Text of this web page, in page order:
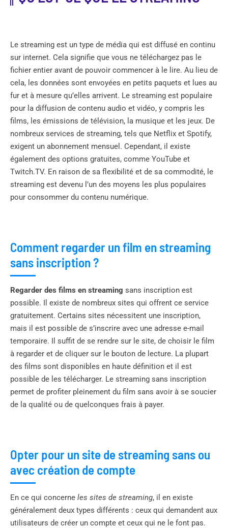
Le streaming est un type de média qui est diffusé en continu
sur internet. Cela signifie que vous ne téléchargez pas le
fichier entier avant de pouvoir commencer à le lire. Au lieu de
cela, les données sont envoyées en petits paquets et lues au
fur et à mesure qu’elles arrivent. Le streaming est populaire
pour la diffusion de contenu audio et vidéo, y compris les
films, les émissions de télévision, la musique et les jeux. De
nombreux services de streaming, tels que Netflix et Spotify,
exigent un abonnement mensuel. Cependant, il existe
également des options gratuites, comme YouTube et
Twitch.TV. En raison de sa flexibilité et de sa commodité, le
streaming est devenu l’un des moyens les plus populaires
pour consommer du contenu numérique.
Comment regarder un film en streaming
sans inscription ?
Regarder des films en streaming sans inscription est
possible. Il existe de nombreux sites qui offrent ce service
gratuitement. Certains sites nécessitent une inscription,
mais il est possible de s’inscrire avec une adresse e-mail
temporaire. Il suffit de se rendre sur le site, de choisir le film
à regarder et de cliquer sur le bouton de lecture. La plupart
des films sont disponibles en haute définition et il est
possible de les télécharger. Le streaming sans inscription
permet de profiter pleinement du film sans avoir à se soucier
de la qualité ou de quelconques frais à payer.
Opter pour un site de streaming sans ou
avec création de compte
En ce qui concerne les sites de streaming, il en existe
généralement deux types différents : ceux qui demandent aux
utilisateurs de créer un compte et ceux qui ne le font pas.